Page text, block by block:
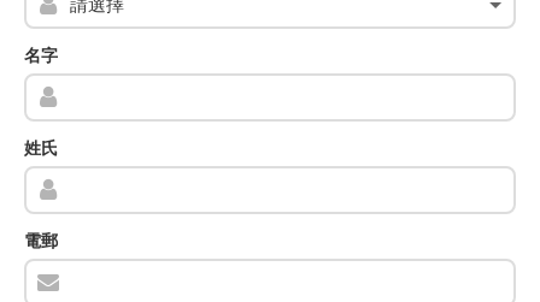
名字
姓氏
電郵